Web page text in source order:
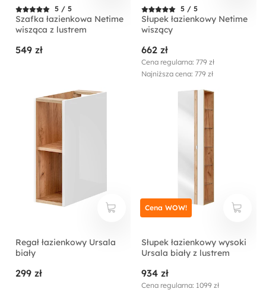
5 / 5
Szafka łazienkowa Netime
wisząca z lustrem
549 zł
5 / 5
Słupek łazienkowy Netime
wiszący
662 zł
Cena regularna: 779 zł
Najniższa cena: 779 zł
Regał łazienkowy Ursala
biały
299 zł
Słupek łazienkowy wysoki
Ursala biały z lustrem
934 zł
Cena regularna: 1099 zł
Cena WOW!